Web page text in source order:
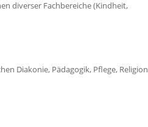
diverser Fachbereiche (Kindheit,
Diakonie, Pädagogik, Pflege, Religion